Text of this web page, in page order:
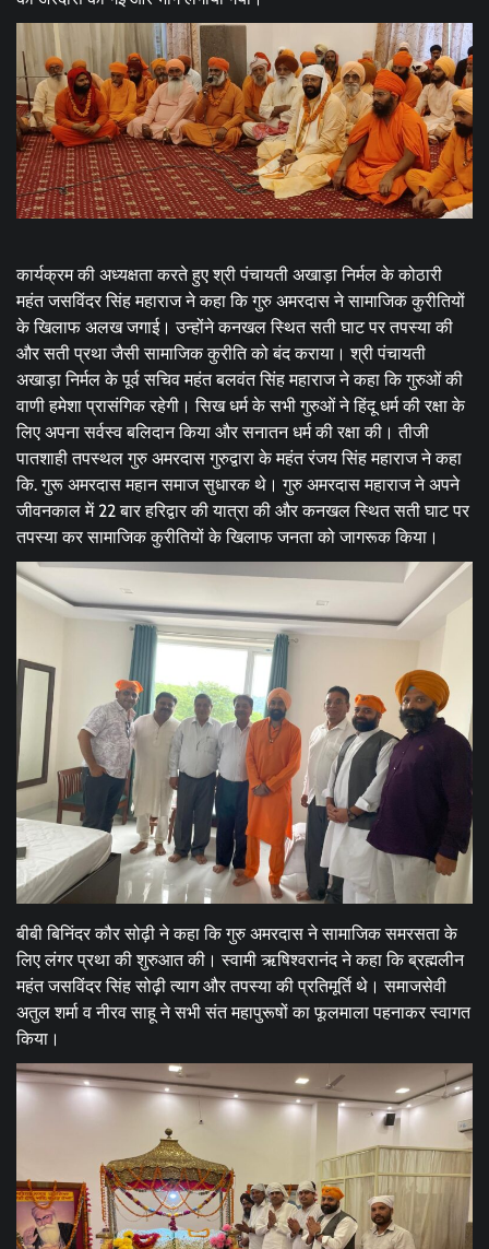
कार्यक्रम की अध्यक्षता करते हुए श्री पंचायती अखाड़ा निर्मल के कोठारी
महंत जसविंदर सिंह महाराज ने कहा कि गुरु अमरदास ने सामाजिक कुरीतियों
के खिलाफ अलख जगाई। उन्होंने कनखल स्थित सती घाट पर तपस्या की
और सती प्रथा जैसी सामाजिक कुरीति को बंद कराया। श्री पंचायती
अखाड़ा निर्मल के पूर्व सचिव महंत बलवंत सिंह महाराज ने कहा कि गुरुओं की
वाणी हमेशा प्रासंगिक रहेगी। सिख धर्म के सभी गुरुओं ने हिंदू धर्म की रक्षा के
लिए अपना सर्वस्व बलिदान किया और सनातन धर्म की रक्षा की। तीजी
पातशाही तपस्थल गुरु अमरदास गुरुद्वारा के महंत रंजय सिंह महाराज ने कहा
कि. गुरू अमरदास महान समाज सुधारक थे। गुरु अमरदास महाराज ने अपने
जीवनकाल में 22 बार हरिद्वार की यात्रा की और कनखल स्थित सती घाट पर
तपस्या कर सामाजिक कुरीतियों के खिलाफ जनता को जागरूक किया।
बीबी बिनिंदर कौर सोढ़ी ने कहा कि गुरु अमरदास ने सामाजिक समरसता के
लिए लंगर प्रथा की शुरुआत की। स्वामी ऋषिश्वरानंद ने कहा कि ब्रह्मलीन
महंत जसविंदर सिंह सोढ़ी त्याग और तपस्या की प्रतिमूर्ति थे। समाजसेवी
अतुल शर्मा व नीरव साहू ने सभी संत महापुरूषों का फूलमाला पहनाकर स्वागत
किया।